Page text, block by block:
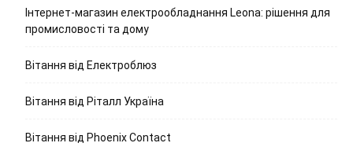
Інтернет-магазин електрообладнання Leona: рішення для
промисловості та дому
Вітання від Електроблюз
Вітання від Ріталл Україна
Вітання від Phoenix Contact